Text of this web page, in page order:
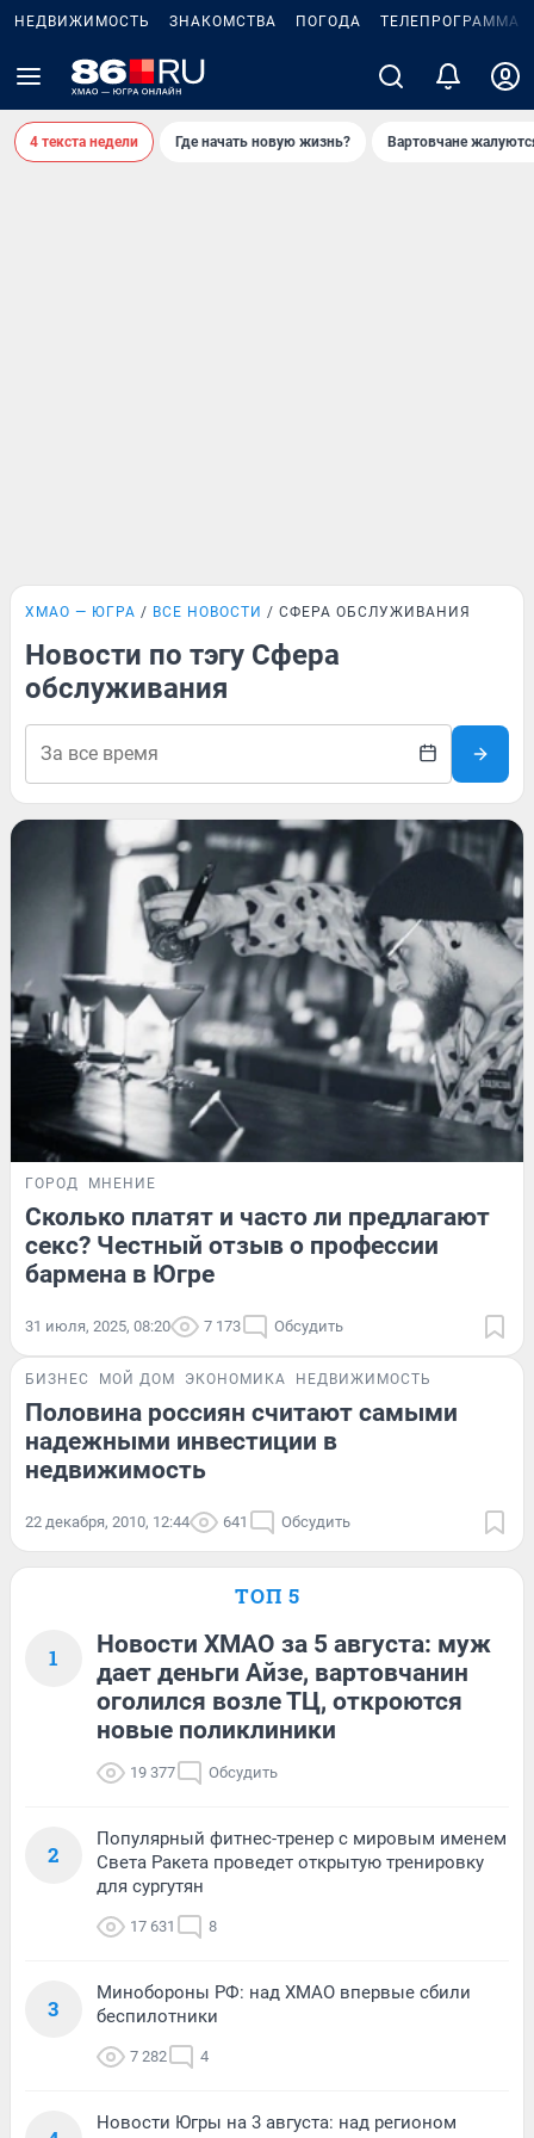
НЕДВИЖИМОСТЬ ЗНАКОМСТВА ПОГОДА ТЕЛЕПРОГРАММА
4 текста недели Где начать новую жизнь? Вартовчане
ХМАО — ЮГРА ВСЕ НОВОСТИ СФЕРА ОБСЛУЖИВАНИЯ
Новости по тэгу Сфера
обслуживания
ГОРОД МНЕНИЕ
Сколько платят и часто ли предлагают
секс? Честный отзыв о профессии
бармена в Югре
31 июля, 2025, 08:20 7 173 Обсудить
БИЗНЕС МОЙ ДОМ ЭКОНОМИКА НЕДВИЖИМОСТЬ
Половина россиян считают самыми
надежными инвестиции в
недвижимость
22 декабря, 2010, 12:44 641 Обсудить
ТОП 5
1
Новости ХМАО за 5 августа: муж
дает деньги Айзе, вартовчанин
оголился возле ТЦ, откроются
новые поликлиники
19 377 Обсудить
2
Популярный фитнес-тренер с мировым именем
Света Ракета проведет открытую тренировку
для сургутян
17 631 8
3
Минобороны РФ: над ХМАО впервые сбили
беспилотники
7 282 4
Новости Югры на 3 августа: над регионом